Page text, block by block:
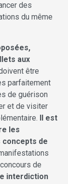
des
du même
aux
être
parfaitement
de guérison
et de visiter
Il est
les
de
de
interdiction